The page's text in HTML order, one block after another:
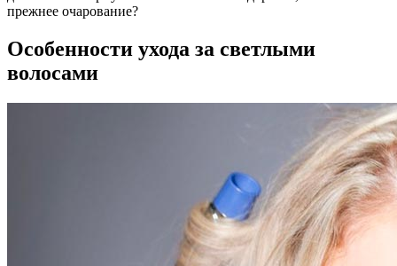
прежнее очарование?
Особенности ухода за светлыми
волосами